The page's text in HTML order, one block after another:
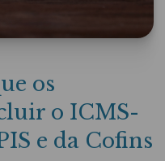
os
o ICMS-
e da Cofins